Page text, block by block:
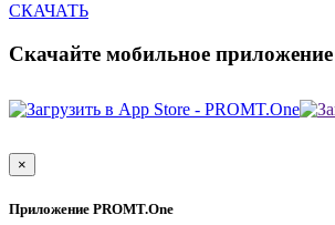
СКАЧАТЬ
Скачайте мобильное
×
Приложение PROMT.One